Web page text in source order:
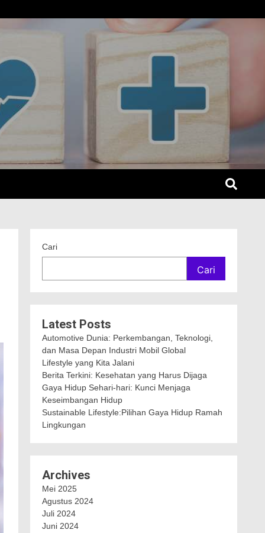
Cari
Cari
Latest Posts
Automotive Dunia: Perkembangan, Teknologi,
dan Masa Depan Industri Mobil Global
Lifestyle yang Kita Jalani
Berita Terkini: Kesehatan yang Harus Dijaga
Gaya Hidup Sehari-hari: Kunci Menjaga
Keseimbangan Hidup
Sustainable Lifestyle:Pilihan Gaya Hidup Ramah
Lingkungan
Archives
Mei 2025
Agustus 2024
Juli 2024
Juni 2024